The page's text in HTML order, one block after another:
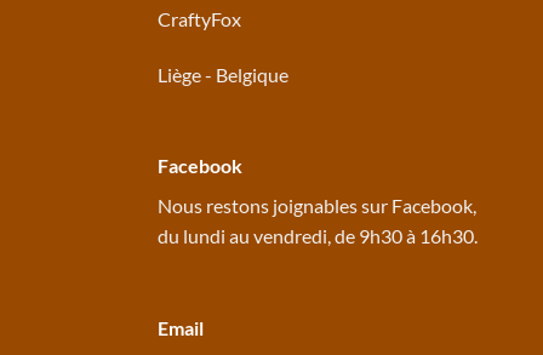
CraftyFox
Liège - Belgique
Facebook
Nous restons joignables sur Facebook,
du lundi au vendredi, de 9h30 à 16h30.
Email